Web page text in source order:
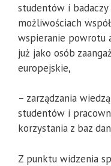
studentów i
możliwościach
wspieranie powrotu
już jako osób
europejskie,
– zarządzania
studentów i
korzystania z baz
Z punktu widzenia